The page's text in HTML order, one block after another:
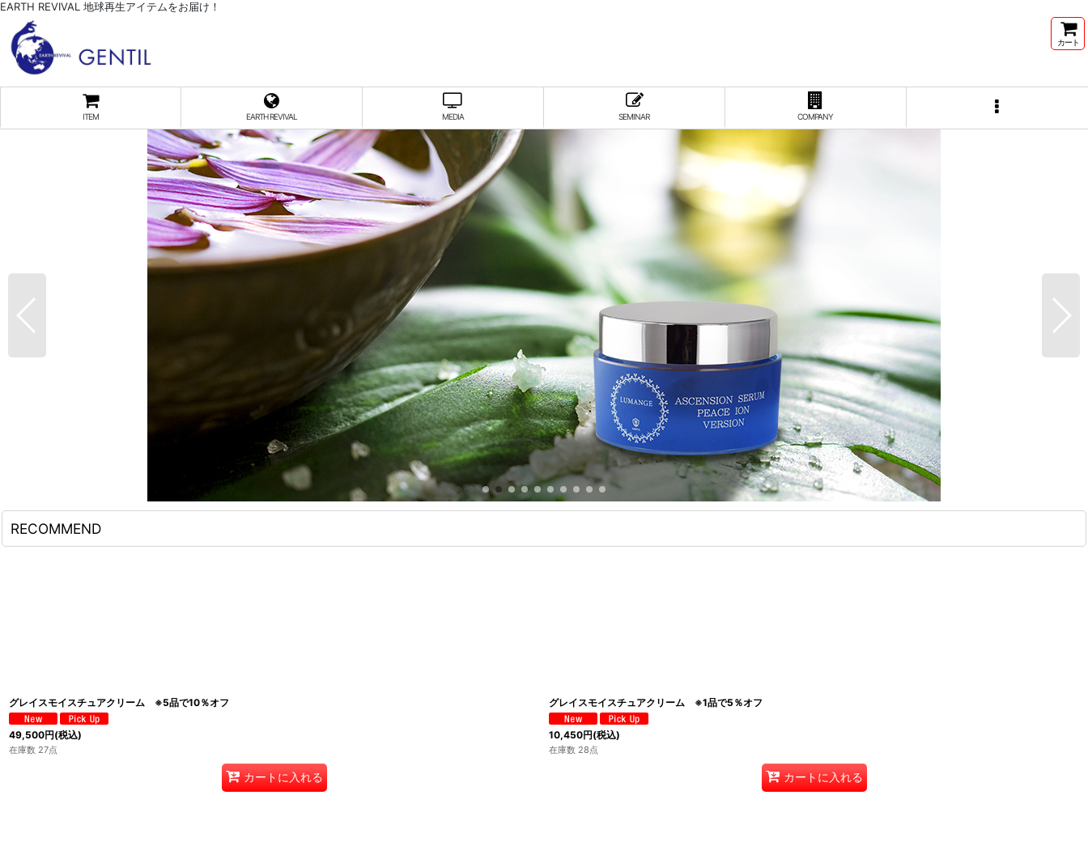
EARTH REVIVAL 地球再生アイテムをお届け！
カート
ITEM EARTH REVIVAL MEDIA SEMINAR COMPANY
RECOMMEND
グレイスモイスチュアクリーム ※5品で10％オフ
49,500円(税込)
在庫数 27点
カートに入れる
グレイスモイスチュアクリーム ※1品で5％オフ
10,450円(税込)
在庫数 28点
カートに入れる